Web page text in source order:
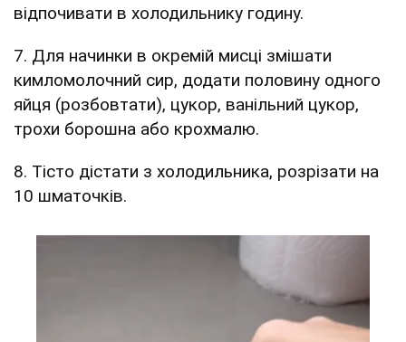
відпочивати в холодильнику годину.
7. Для начинки в окремій мисці змішати
кимломолочний сир, додати половину одного
яйця (розбовтати), цукор, ванільний цукор,
трохи борошна або крохмалю.
8. Тісто дістати з холодильника, розрізати на
10 шматочків.